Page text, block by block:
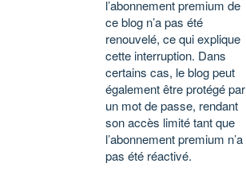
l’abonnement premium de
ce blog n’a pas été
renouvelé, ce qui explique
cette interruption. Dans
certains cas, le blog peut
également être protégé par
un mot de passe, rendant
son accès limité tant que
l’abonnement premium n’a
pas été réactivé.